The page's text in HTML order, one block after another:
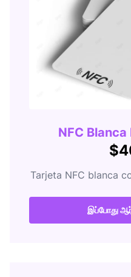
NFC
Tarjeta NFC blanca
இப்போது